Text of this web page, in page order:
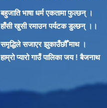
बहुजाति भाषा धर्म एकतामा फुल्छन् ।
हाँसी खुसी रमाउन पर्यटक डुल्छन् ।।
समृद्धिले सजाएर झुकाउँछौँ माथ ।
हाम्रो प्यारो गाउँ पालिका जय ! बैजनाथ